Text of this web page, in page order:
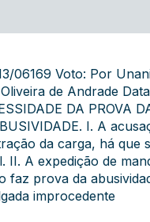
06169 Voto: Por
de Andrade
DA PROVA
I. A
da carga, há
II. A expedição de
faz prova da
improcedente